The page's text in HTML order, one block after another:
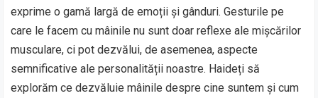
exprime o gamă largă de emoții și gânduri. Gesturile pe
care le facem cu mâinile nu sunt doar reflexe ale mișcărilor
musculare, ci pot dezvălui, de asemenea, aspecte
semnificative ale personalității noastre. Haideți să
explorăm ce dezvăluie mâinile despre cine suntem și cum